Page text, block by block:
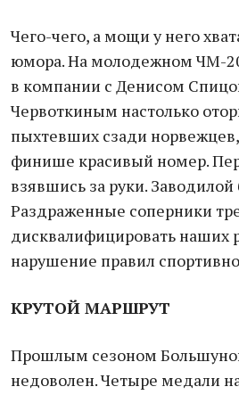
Чего-чего, а мощи у него
юмора. На молодежном ЧМ-
в компании с Денисом
Червоткиным настолько
пыхтевших сзади
финише красивый номер.
взявшись за руки.
Раздраженные соперники
дисквалифицировать наших
нарушение правил
КРУТОЙ МАРШРУТ
Прошлым сезоном
недоволен. Четыре медали